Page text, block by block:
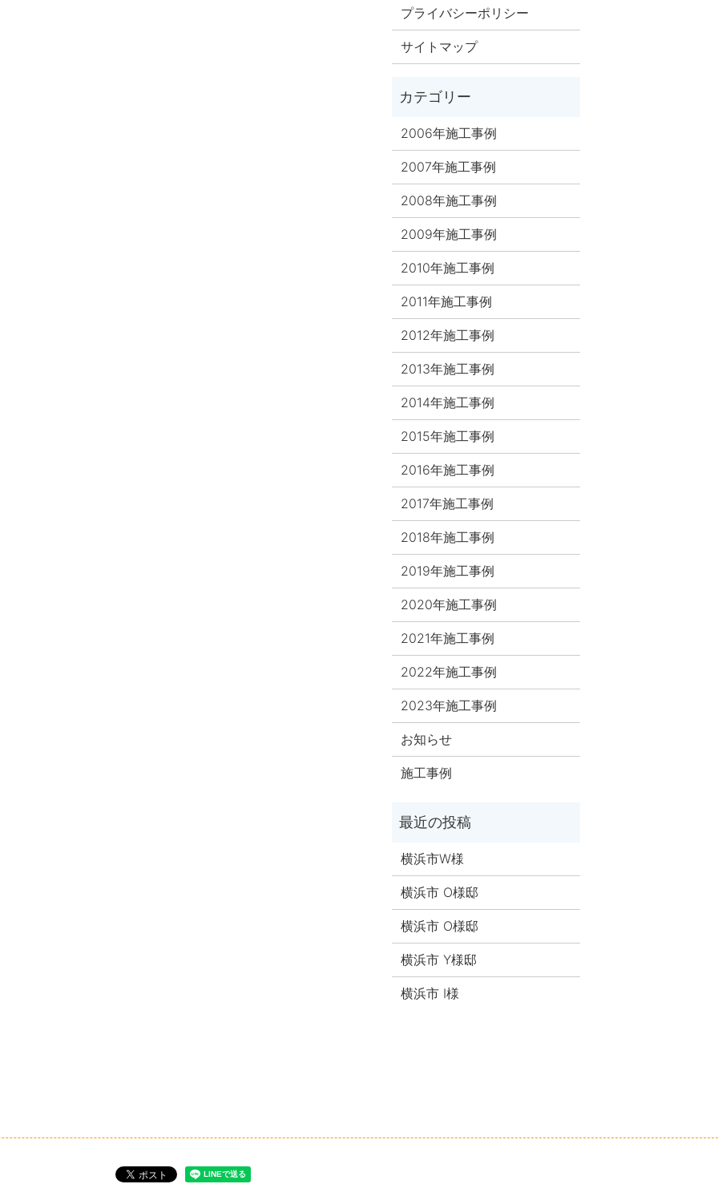
プライバシーポリシー
サイトマップ
2006年施工事例
2007年施工事例
2008年施工事例
2009年施工事例
2010年施工事例
2011年施工事例
2012年施工事例
2013年施工事例
2014年施工事例
2015年施工事例
2016年施工事例
2017年施工事例
2018年施工事例
2019年施工事例
2020年施工事例
2021年施工事例
2022年施工事例
2023年施工事例
お知らせ
施工事例
横浜市W様
横浜市 O様邸
横浜市 O様邸
横浜市 Y様邸
横浜市 I様